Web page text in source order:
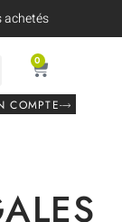
achetés
0
COMPTE